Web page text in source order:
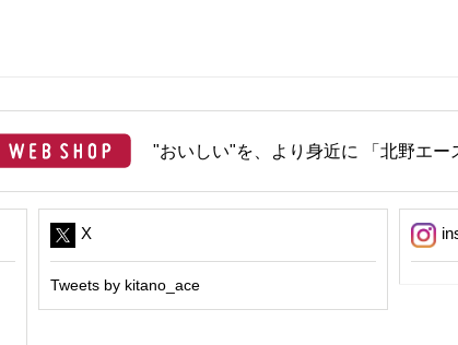
"おいしい"を、より身近に 「北野エー
X
Tweets by kitano_ace